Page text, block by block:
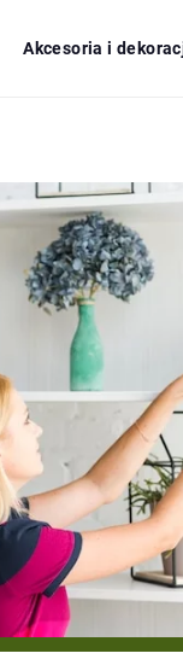
Akcesoria i